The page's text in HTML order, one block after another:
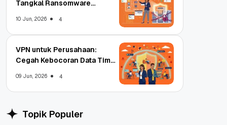
Tangkal Ransomware
10 Jun, 2026 4
VPN untuk Perusahaan:
Cegah Kebocoran Data Tim
09 Jun, 2026 4
Topik Populer